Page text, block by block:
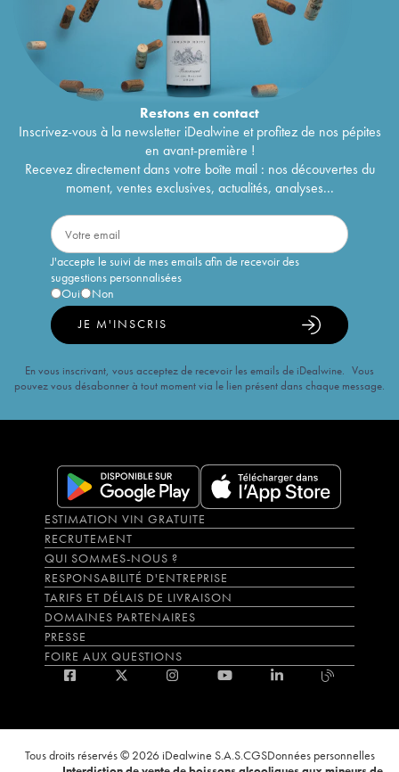
Restons encontact
Inscrivez-vous à la newsletter iDealwine et profitez de nos pépites
en avant-première !
Recevez directement dans votre boîte mail : nos découvertes du
moment, ventes exclusives, actualités, analyses...
J'accepte le suivi de mes emails afin de recevoir des
suggestions personnalisées
Oui
Non
JE M'INSCRIS
En vous inscrivant, vous acceptez de recevoir les emails de iDealwine. Vous
pouvez vous désabonner à tout moment via le lien présent dans chaque message.
ESTIMATION VIN GRATUITE
RECRUTEMENT
QUI SOMMES-NOUS ?
RESPONSABILITÉ D'ENTREPRISE
TARIFS ET DÉLAIS DE LIVRAISON
DOMAINES PARTENAIRES
PRESSE
FOIRE AUX QUESTIONS
Tous droits réservés © 2026 iDealwine S.A.S.CGSDonnées personnelles